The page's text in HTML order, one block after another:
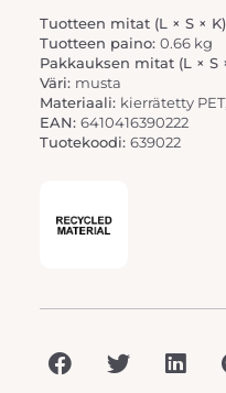
Tuotteen mitat (L × S ×
Tuotteen paino: 0.66 kg
Pakkauksen mitat (L × S
Väri: musta
Materiaali: kierrätetty
EAN: 6410416390222
Tuotekoodi: 639022